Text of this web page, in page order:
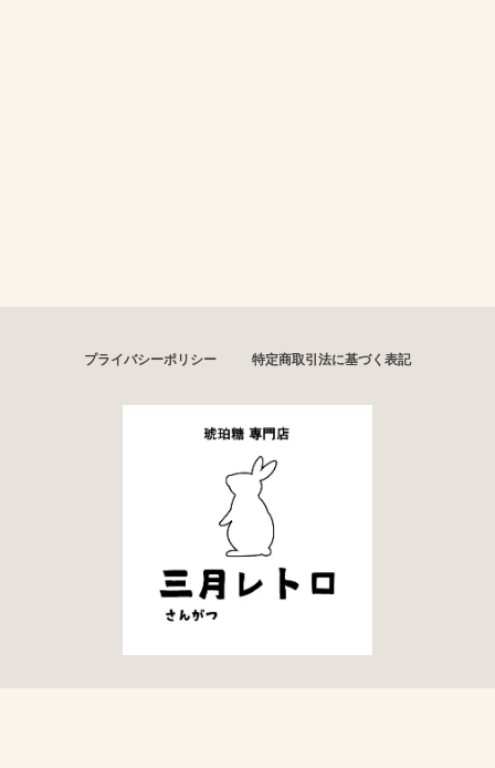
プライバシーポリシー 特定商取引法に基づく表記